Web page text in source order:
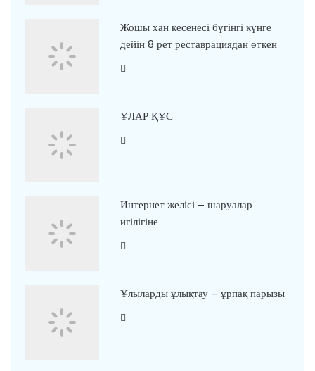
Жошы хан кесенесі бүгінгі күнге
дейін 8 рет реставрациядан өткен
ҰЛАР ҚҰС
Интернет желісі – шаруалар
игілігіне
Ұлыларды ұлықтау – ұрпақ парызы